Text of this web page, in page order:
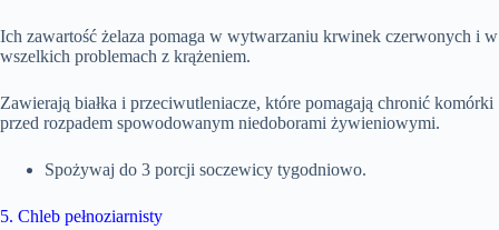
Ich zawartość żelaza pomaga w wytwarzaniu krwinek czerwonych i w
wszelkich problemach z krążeniem.
Zawierają białka i przeciwutleniacze, które pomagają chronić komórki
przed rozpadem spowodowanym niedoborami żywieniowymi.
Spożywaj do 3 porcji soczewicy tygodniowo.
5. Chleb pełnoziarnisty